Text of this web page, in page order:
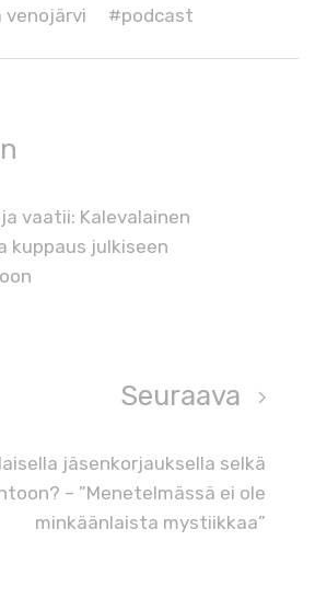
venojärvi
#podcast
vaatii: Kalevalainen
kuppaus julkiseen
Seuraava
jäsenkorjauksella selkä
– ”Menetelmässä ei ole
minkäänlaista mystiikkaa”